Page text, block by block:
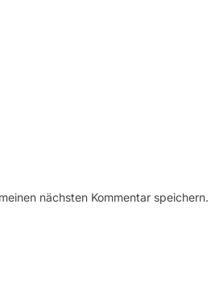
nächsten Kommentar speichern.